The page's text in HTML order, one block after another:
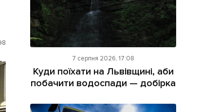
7 серпня 2026, 17:08
Куди поїхати на Львівщині, аби
побачити водоспади — добірка